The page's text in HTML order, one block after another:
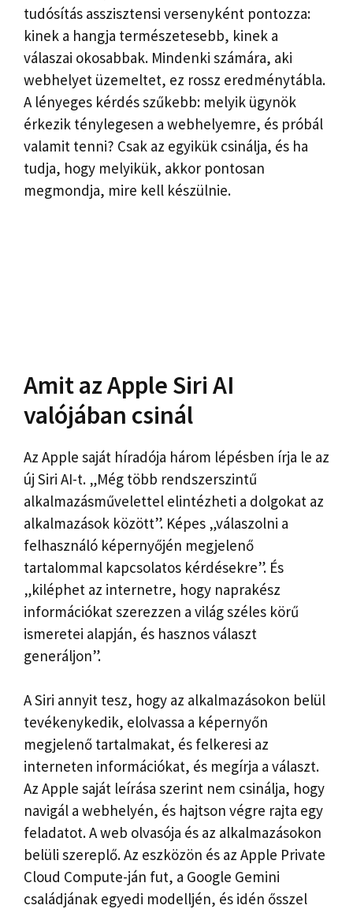
tudósítás asszisztensi versenyként pontozza:
kinek a hangja természetesebb, kinek a
válaszai okosabbak. Mindenki számára, aki
webhelyet üzemeltet, ez rossz eredménytábla.
A lényeges kérdés szűkebb: melyik ügynök
érkezik ténylegesen a webhelyemre, és próbál
valamit tenni? Csak az egyikük csinálja, és ha
tudja, hogy melyikük, akkor pontosan
megmondja, mire kell készülnie.
Amit az Apple Siri AI
valójában csinál
Az Apple saját híradója három lépésben írja le az
új Siri AI-t. „Még több rendszerszintű
alkalmazásművelettel elintézheti a dolgokat az
alkalmazások között”. Képes „válaszolni a
felhasználó képernyőjén megjelenő
tartalommal kapcsolatos kérdésekre”. És
„kiléphet az internetre, hogy naprakész
információkat szerezzen a világ széles körű
ismeretei alapján, és hasznos választ
generáljon”.
A Siri annyit tesz, hogy az alkalmazásokon belül
tevékenykedik, elolvassa a képernyőn
megjelenő tartalmakat, és felkeresi az
interneten információkat, és megírja a választ.
Az Apple saját leírása szerint nem csinálja, hogy
navigál a webhelyén, és hajtson végre rajta egy
feladatot. A web olvasója és az alkalmazásokon
belüli szereplő. Az eszközön és az Apple Private
Cloud Compute-ján fut, a Google Gemini
családjának egyedi modelljén, és idén ősszel